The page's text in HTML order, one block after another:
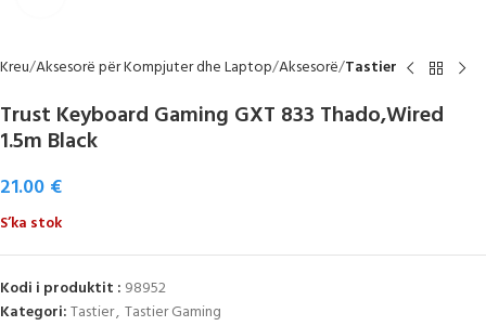
Kreu Aksesorë për Kompjuter dhe Laptop Aksesorë Tastier
Trust Keyboard Gaming GXT 833 Thado,Wired
1.5m Black
21.00 €
S’ka stok
Kodi i produktit : 98952
Kategori:Tastier, Tastier Gaming